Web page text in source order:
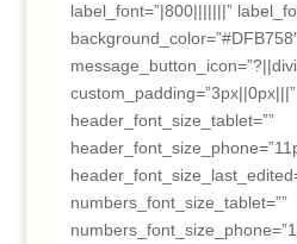
label_font=”|800|||||||”
custom_padding=”3px||0px|||”
header_font_size_tablet=””
numbers_font_size_tablet=””